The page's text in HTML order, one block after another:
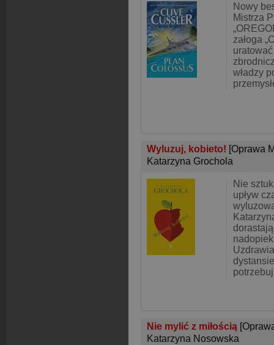
Nowy
Mistrza
załoga
władzy
Wyluzuj, kobieto! [Oprawa
Katarzyna Grochola
Nie
upływ
potrzebuj
Nie mylić z miłością
Katarzyna Nosowska